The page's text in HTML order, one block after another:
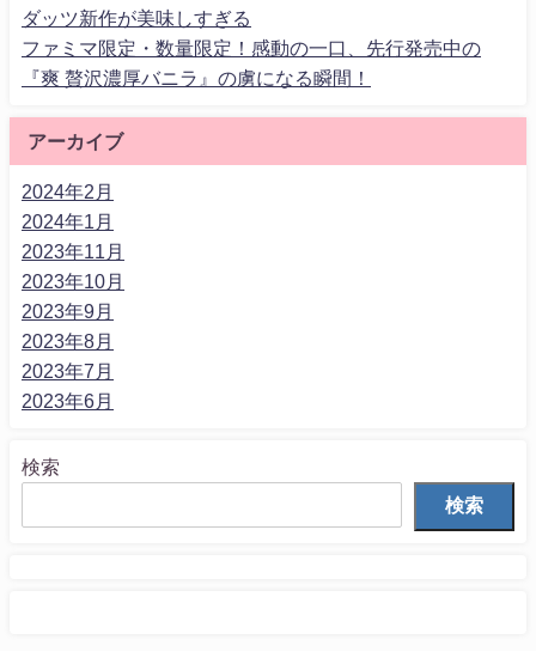
ダッツ新作が美味しすぎる
ファミマ限定・数量限定！感動の一口、先行発売中の
『爽 贅沢濃厚バニラ』の虜になる瞬間！
アーカイブ
2024年2月
2024年1月
2023年11月
2023年10月
2023年9月
2023年8月
2023年7月
2023年6月
検索
検索